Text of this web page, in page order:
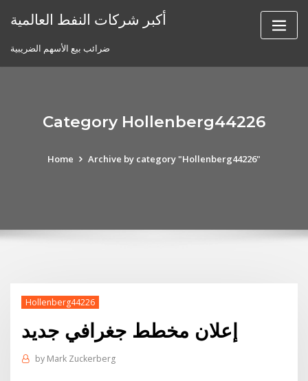
أكبر شركات النفط العالمية
ضرائب بيع الأسهم الضريبية
Category Hollenberg44226
Home Archive by category "Hollenberg44226"
Hollenberg44226
إعلان مخطط جغرافي جديد
by Mark Zuckerberg